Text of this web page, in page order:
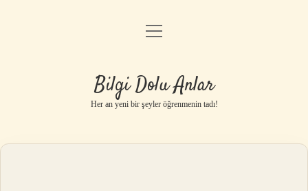
Anasayfa
Yasal Uyarı
menüyü
Bilgi Dolu Anlar
Her an yeni bir şeyler öğrenmenin tadı!